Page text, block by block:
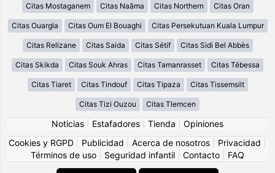
Citas Mostaganem Citas Naâma Citas Northern Citas Oran
Citas Ouargla Citas Oum El Bouaghi Citas Persekutuan Kuala Lumpur
Citas Relizane Citas Saida Citas Sétif Citas Sidi Bel Abbès
Citas Skikda Citas Souk Ahras Citas Tamanrasset Citas Tébessa
Citas Tiaret Citas Tindouf Citas Tipaza Citas Tissemsilt
Citas Tizi Ouzou Citas Tlemcen
Noticias Estafadores Tienda
Opiniones
Cookies y RGPD
Publicidad Acerca de nosotros Privacidad
Términos de uso
Seguridad infantil Contacto FAQ